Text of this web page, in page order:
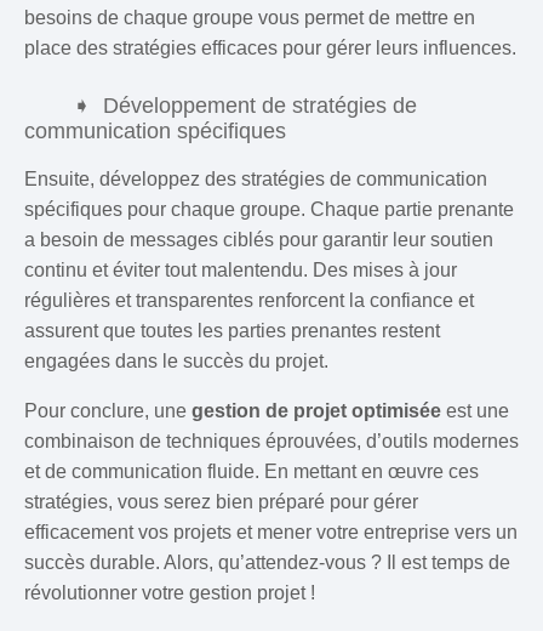
besoins de chaque groupe vous permet de mettre en
place des stratégies efficaces pour gérer leurs influences.
Développement de stratégies de
communication spécifiques
Ensuite, développez des stratégies de communication
spécifiques pour chaque groupe. Chaque partie prenante
a besoin de messages ciblés pour garantir leur soutien
continu et éviter tout malentendu. Des mises à jour
régulières et transparentes renforcent la confiance et
assurent que toutes les parties prenantes restent
engagées dans le succès du projet.
Pour conclure, une gestion de projet optimisée est une
combinaison de techniques éprouvées, d’outils modernes
et de communication fluide. En mettant en œuvre ces
stratégies, vous serez bien préparé pour gérer
efficacement vos projets et mener votre entreprise vers un
succès durable. Alors, qu’attendez-vous ? Il est temps de
révolutionner votre gestion projet !